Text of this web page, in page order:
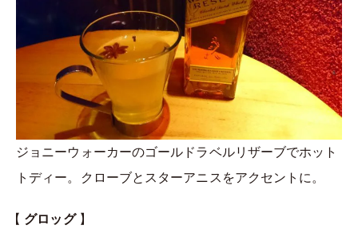
ジョニーウォーカーのゴールドラベルリザーブでホット
トディー。クローブとスターアニスをアクセントに。
【 グロッグ】